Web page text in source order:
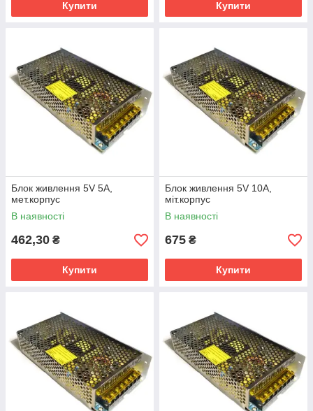
Купити Купити
Блок живлення 5V 5A,
мет.корпус
В наявності
462,30 ₴
Купити
Блок живлення 5V 10A,
міт.корпус
В наявності
675 ₴
Купити